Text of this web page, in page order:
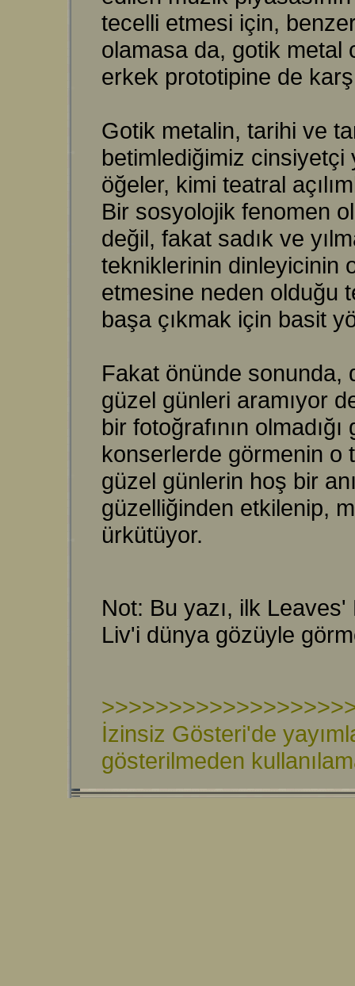
tecelli etmesi için,
olamasa da, gotik metal
erkek prototipine de
Gotik metalin, tarihi ve
betimlediğimiz cinsiyetçi
öğeler, kimi teatral
Bir sosyolojik fenomen
değil, fakat sadık ve
tekniklerinin dinleyicinin
etmesine neden olduğu
başa çıkmak için basit
Fakat önünde sonunda,
güzel günleri aramıyor
bir fotoğrafının
konserlerde görmenin o
güzel günlerin hoş bir
güzelliğinden etkilenip,
ürkütüyor.
Not: Bu yazı, ilk
Liv'i dünya gözüyle
İzinsiz Gösteri'de
gösterilmeden